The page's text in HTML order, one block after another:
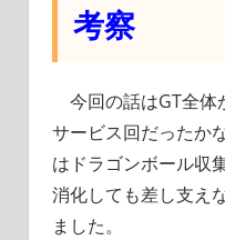
考察
今回の話はGT全体
サービス回だったか
はドラゴンボール収
消化しても差し支え
ました。